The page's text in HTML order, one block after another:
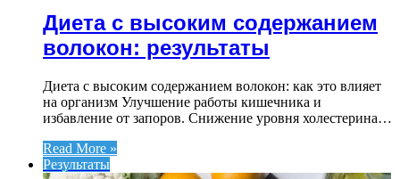
Диета с высоким содержанием
волокон: результаты
Диета с высоким содержанием волокон: как это влияет
на организм Улучшение работы кишечника и
избавление от запоров. Снижение уровня холестерина…
Read More »
Результаты